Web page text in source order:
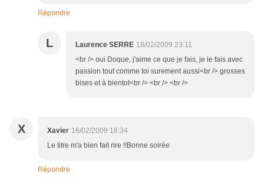
Répondre
L Laurence SERRE 18/02/2009 23:11
<br /> oui Doque, j'aime ce que je fais, je le fais avec
passion tout comme toi surement aussi<br /> grosses
bises et à bientot<br /> <br /> <br />
X Xavier 16/02/2009 18:34
Le titre m'a bien fait rire !!Bonne soirée
Répondre